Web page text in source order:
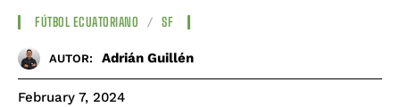
FÚTBOL ECUATORIANO SF
AUTOR: Adrián Guillén
February 7, 2024